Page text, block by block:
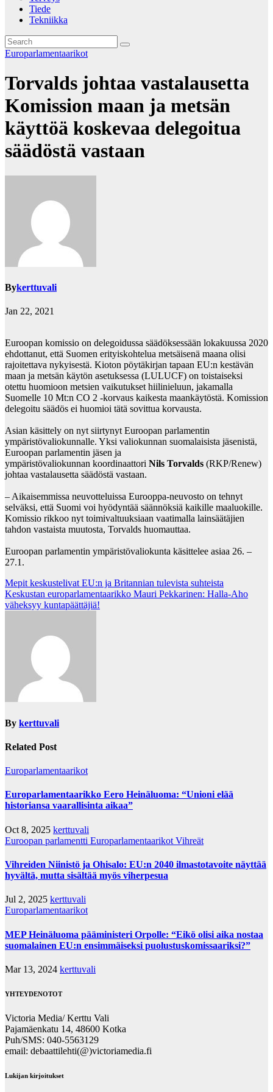
Tiede
Tekniikka
Europarlamentaarikot
Torvalds johtaa vastalausetta
Komission maan ja metsän
käyttöä koskevaa delegoitua
säädöstä vastaan
Bykerttuvali
Jan 22, 2021
Euroopan komissio on delegoidussa säädöksessään lokakuussa 2020
ehdottanut, että Suomen erityiskohtelua metsäisenä maana olisi
rajoitettava nykyisestä. Kioton pöytäkirjan tapaan EU:n kestävän
maan ja metsän käytön asetuksessa (LULUCF) on toistaiseksi
otettu huomioon metsien vaikutukset hiilinieluun, jakamalla
Suomelle 10 Mt:n CO 2 -korvaus kaikesta maankäytöstä. Komission
delegoitu säädös ei huomioi tätä sovittua korvausta.
Asian käsittely on nyt siirtynyt Euroopan parlamentin
ympäristövaliokunnalle. Yksi valiokunnan suomalaisista jäsenistä,
Euroopan parlamentin jäsen ja
ympäristövaliokunnan koordinaattori Nils Torvalds (RKP/Renew)
johtaa vastalausetta säädöstä vastaan.
– Aikaisemmissa neuvotteluissa Eurooppa-neuvosto on tehnyt
selväksi, että Suomi voi hyödyntää säännöksiä kaikille maaluokille.
Komissio rikkoo nyt toimivaltuuksiaan vaatimalla lainsäätäjien
tahdon vastaista muutosta, Torvalds huomauttaa.
Euroopan parlamentin ympäristövaliokunta käsittelee asiaa 26. –
27.1.
Post
navigation
Mepit keskustelivat EU:n ja Britannian tulevista suhteista
Keskustan europarlamentaarikko Mauri Pekkarinen: Halla-Aho
väheksyy kuntapäättäjiä!
By kerttuvali
Related Post
Europarlamentaarikot
Europarlamentaarikko Eero Heinäluoma: “Unioni elää
historiansa vaarallisinta aikaa”
Oct 8, 2025 kerttuvali
Euroopan parlamentti Europarlamentaarikot Vihreät
Vihreiden Niinistö ja Ohisalo: EU:n 2040 ilmastotavoite näyttää
hyvältä, mutta sisältää myös viherpesua
Jul 2, 2025 kerttuvali
Europarlamentaarikot
MEP Heinäluoma pääministeri Orpolle: “Eikö olisi aika nostaa
suomalainen EU:n ensimmäiseksi puolustuskomissaariksi?”
Mar 13, 2024 kerttuvali
YHTEYDENOTOT
Victoria Media/ Kerttu Vali
Pajamäenkatu 14, 48600 Kotka
Puh/SMS: 040-5563129
email: debaattilehti(@)victoriamedia.fi
Lukijan kirjoitukset